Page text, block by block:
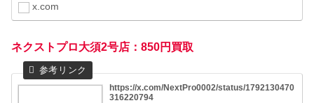
x.com
ネクストプロ大須2号店：850円買取
https://x.com/NextPro0002/status/1792130470
316220794